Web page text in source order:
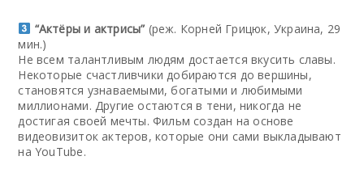
“Актёры и актрисы” (реж. Корней Грицюк, Украина, 29
мин.)
Не всем талантливым людям достается вкусить славы.
Некоторые счастливчики добираются до вершины,
становятся узнаваемыми, богатыми и любимыми
миллионами. Другие остаются в тени, никогда не
достигая своей мечты. Фильм создан на основе
видеовизиток актеров, которые они сами выкладывают
на YouTube.